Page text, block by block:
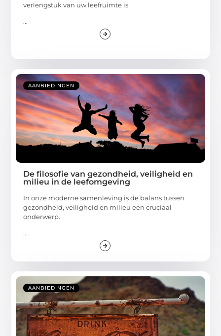
verlengstuk van uw leefruimte is
...
AANBIEDINGEN
De filosofie van gezondheid, veiligheid en
milieu in de leefomgeving
In onze moderne samenleving is de balans tussen
gezondheid, veiligheid en milieu een cruciaal
onderwerp.
...
AANBIEDINGEN